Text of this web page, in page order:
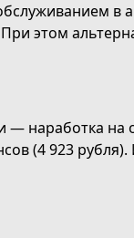
этом
наработка на
(4 923